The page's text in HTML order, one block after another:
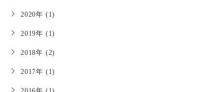
2020年 (1)
2019年 (1)
2018年 (2)
2017年 (1)